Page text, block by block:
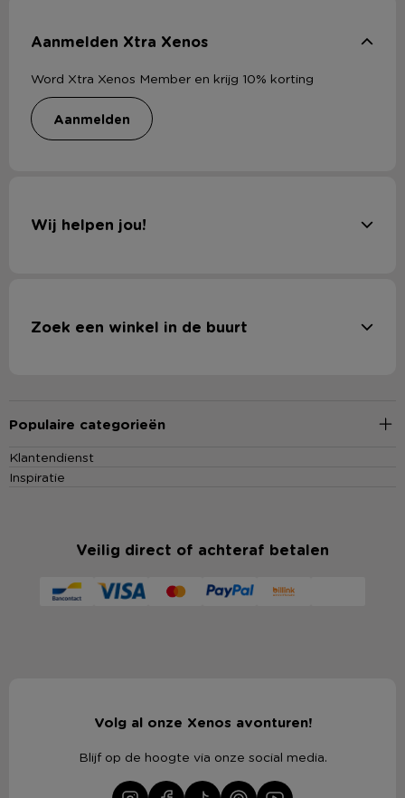
Aanmelden Xtra Xenos
Word Xtra Xenos Member en krijg 10% korting
aanmelden
Wij helpen jou!
Zoek een winkel in de buurt
Populaire categorieën
Klantendienst
Inspiratie
Veilig direct of achteraf betalen
Volg al onze Xenos avonturen!
Blijf op de hoogte via onze social media.